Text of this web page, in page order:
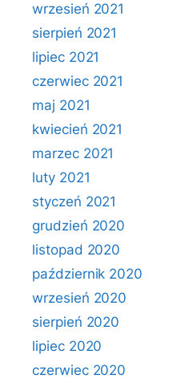
wrzesień 2021
sierpień 2021
lipiec 2021
czerwiec 2021
maj 2021
kwiecień 2021
marzec 2021
luty 2021
styczeń 2021
grudzień 2020
listopad 2020
październik 2020
wrzesień 2020
sierpień 2020
lipiec 2020
czerwiec 2020